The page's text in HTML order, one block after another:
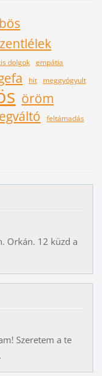
dolgok empátia
hit
meggyógyult
öröm
feltámadás
Orkán. 12 küzd a
Szeretem a te